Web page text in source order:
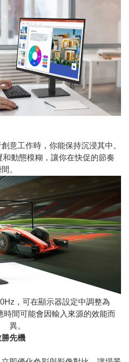
意工作時，你能保持沉浸其中。
動態模糊，讓你在快促的節奏
。
，可在顯示器設定中調整為
時間可能會因輸入來源的效能而
異。
先機